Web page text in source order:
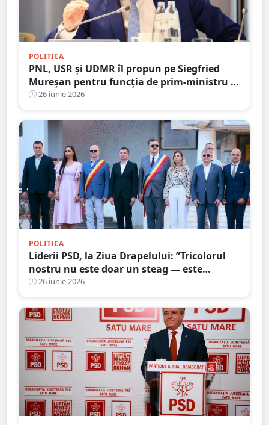
POLITICA
PNL, USR și UDMR îl propun pe Siegfried
Mureșan pentru funcția de prim-ministru al
României
26 iunie 2026
POLITICA
Liderii PSD, la Ziua Drapelului: ”Tricolorul
nostru nu este doar un steag — este
mărturia vie a istoriei, a luptei și a
sacrificiului înaintașilor”
26 iunie 2026